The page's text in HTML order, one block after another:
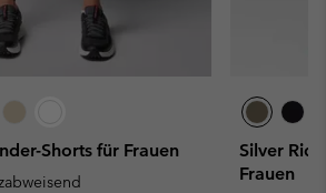
Shorts für Frauen
Silver
Frauen